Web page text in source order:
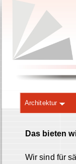
Architektur
Das bieten
Wir sind für